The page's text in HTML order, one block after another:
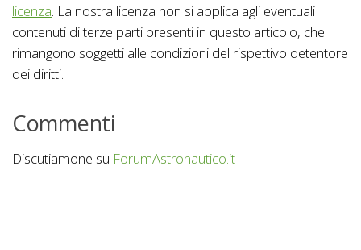
licenza. La nostra licenza non si applica agli eventuali
contenuti di terze parti presenti in questo articolo, che
rimangono soggetti alle condizioni del rispettivo detentore
dei diritti.
Commenti
Discutiamone su ForumAstronautico.it